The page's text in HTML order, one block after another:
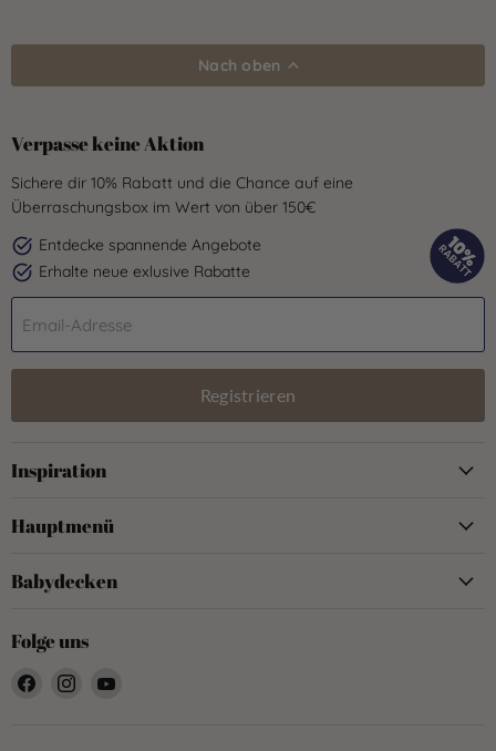
Nach oben
Verpasse keine Aktion
Sichere dir 10% Rabatt und die Chance auf eine
Überraschungsbox im Wert von über 150€
Entdecke spannende Angebote
Erhalte neue exlusive Rabatte
Email-Adresse
Registrieren
Inspiration
Hauptmenü
Babydecken
Folge uns
Finden Finden